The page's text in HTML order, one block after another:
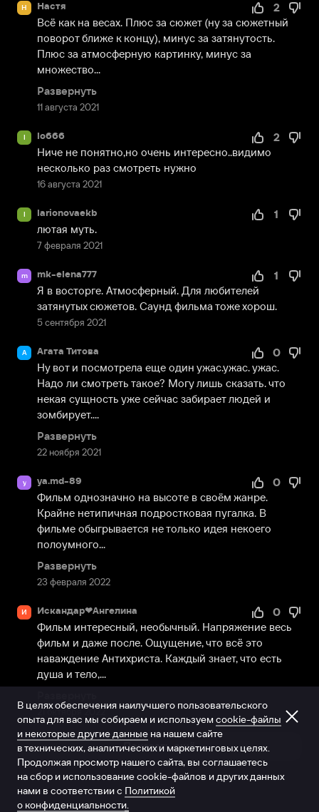
Н Настя
11 августа 2021
2
Всё как на весах. Плюс за сюжет (ну за сюжетный
поворот ближе к концу), минус за затянутость.
Плюс за атмосферную картинку, минус за
множество...
Развернуть
l lo666
16 августа 2021
2
Ниче не понятно,но очень интересно..видимо
несколько раз смотреть нужно
l larionovaekb
7 февраля 2021
1
лютая муть.
m mk-elena777
5 сентября 2021
1
Я в восторге. Атмосферный. Для любителей
затянутых сюжетов. Саунд фильма тоже хорош.
А Агата Титова
22 ноября 2021
0
Ну вот и посмотрела еще один ужас.ужас. ужас.
Надо ли смотреть такое? Могу лишь сказать. что
некая сущность уже сейчас забирает людей и
зомбирует....
Развернуть
y ya.md-89
23 февраля 2022
0
Фильм однозначно на высоте в своём жанре.
Крайне нетипичная подростковая пугалка. В
фильме обыгрывается не только идея некоего
полоумного...
Развернуть
И Искандар❤Ангелина
21 октября 2022
0
Фильм интересный, необычный. Напряжение весь
фильм и даже после. Ощущение, что всё это
наваждение Антихриста. Каждый знает, что есть
душа и тело,...
Показать ещё
В целях обеспечения наилучшего пользовательского
опыта для вас мы собираем и используем cookie-файлы
и некоторые другие данные на нашем сайте
в технических, аналитических и маркетинговых целях.
Продолжая просмотр нашего сайта, вы соглашаетесь
на сбор и использование cookie-файлов и других данных
нами в соответствии с Политикой
о конфиденциальности.